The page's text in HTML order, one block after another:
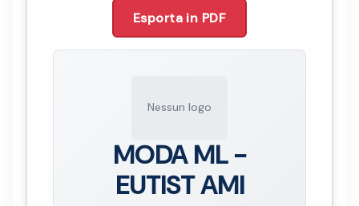
Esporta in PDF
Nessun logo
MODA ML -
EUTIST AMI